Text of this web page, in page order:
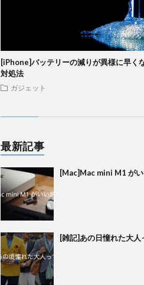
[iPhone]バッテリーの減りが異様に早く
対処法
ガジェット
最新記事
[Mac]Mac mini M1 が
[雑記]あの日憧れた大人